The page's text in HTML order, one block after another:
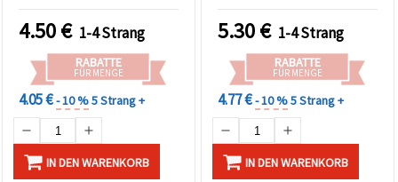
und Basteln
4.50€ 1-4 Strang
RABATTE
FÜR MENGE
4.05 €- 10 %5 Strang +
IN DEN WARENKORB
5.30€ 1-4 Strang
RABATTE
FÜR MENGE
4.77 €- 10 %5 Strang +
IN DEN WARENKORB